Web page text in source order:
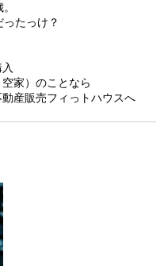
たっけ？
家）のことなら
産販売フィっトハウスへ